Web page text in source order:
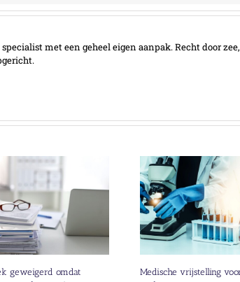
met een geheel eigen aanpak. Recht door
geweigerd omdat
Medische vrijstelling